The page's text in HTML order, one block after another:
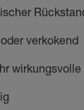
verkokend